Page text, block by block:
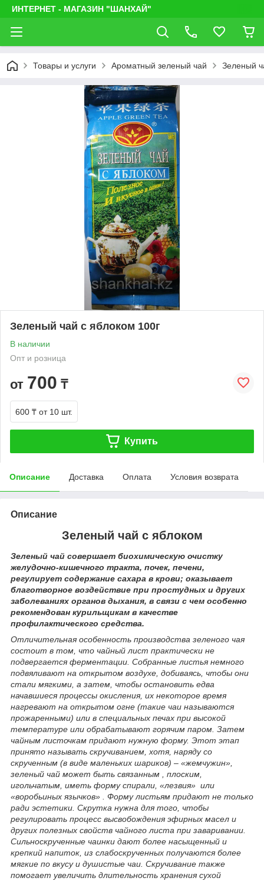
ИНТЕРНЕТ - МАГАЗИН "ШАНХАЙ"
Товары и услуги Ароматный зеленый чай Зеленый
Зеленый чай с яблоком 100г
В наличии
Опт и розница
от 700 ₸
600 ₸ от 10 шт.
Купить
Описание Доставка Оплата Условия возврата
Описание
Зеленый чай с яблоком
Зеленый чай совершает биохимическую очистку
желудочно-кишечного тракта, почек, печени,
регулирует содержание сахара в крови; оказывает
благотворное воздействие при простудных и других
заболеваниях органов дыхания, в связи с чем особенно
рекомендован курильщикам в качестве
профилактического средства.
Отличительная особенность производства зеленого чая
состоит в том, что чайный лист практически не
подвергается ферментации. Собранные листья немного
подвяливают на открытом воздухе, добиваясь, чтобы они
стали мягкими, а затем, чтобы остановить едва
начавшиеся процессы окисления, их некоторое время
нагревают на открытом огне (такие чаи называются
прожаренными) или в специальных печах при высокой
температуре или обрабатывают горячим паром. Затем
чайным листочкам придают нужную форму. Этот этап
принято называть скручиванием, хотя, наряду со
скрученным (в виде маленьких шариков) – «жемчужин»,
зеленый чай может быть связанным , плоским,
игольчатым, иметь форму спирали, «лезвия» или
«воробьиных язычков» . Форму листьям придают не только
ради эстетики. Скрутка нужна для того, чтобы
регулировать процесс высвобождения эфирных масел и
других полезных свойств чайного листа при заваривании.
Сильноскрученные чаинки дают более насыщенный и
крепкий напиток, из слабоскрученных получаются более
мягкие по вкусу и душистые чаи. Скручивание также
помогает увеличить длительность хранения сухой